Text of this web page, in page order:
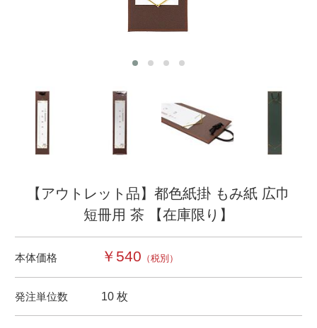
【アウトレット品】都色紙掛 もみ紙 広巾
短冊用 茶 【在庫限り】
本体価格 ￥540 （税別）
発注単位数 10 枚